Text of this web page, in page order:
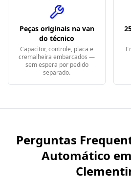
Peças originais na van
do técnico
Capacitor, controle, placa e
cremalheira embarcados —
sem espera por pedido
separado.
Perguntas
Automático em